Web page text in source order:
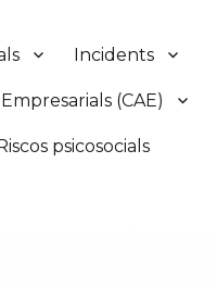
Incidents
(CAE)
psicosocials